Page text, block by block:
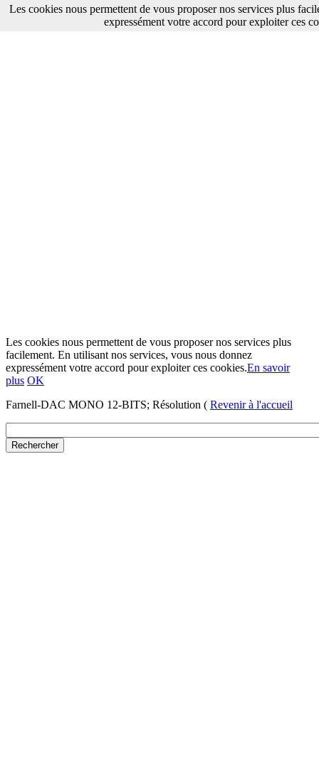
Les cookies nous permettent de vous proposer nos services plus
facilement. En utilisant nos services, vous nous donnez
expressément votre accord pour exploiter ces cookies.En savoir
plus OK
Farnell-DAC MONO 12-BITS; Résolution ( Revenir à l'accueil
Les cookies nous permettent de vous proposer nos services plus
expressément votre accord pour exploiter ces